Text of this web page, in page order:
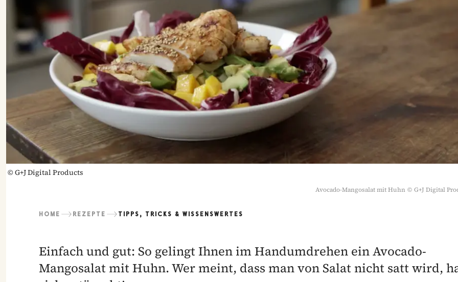
©G+J Digital Products
Avocado-Mangosalat mit Huhn © G+J Digital
HOME REZEPTE TIPPS, TRICKS & WISSENSWERTES
Einfach und gut: So gelingt Ihnen im Handumdrehen ein Avocado-
Mangosalat mit Huhn. Wer meint, dass man von Salat nicht satt wird,